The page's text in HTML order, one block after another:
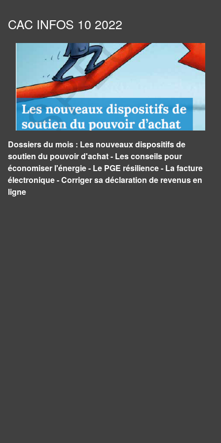
CAC INFOS 10 2022
Dossiers du mois : Les nouveaux dispositifs de
soutien du pouvoir d'achat - Les conseils pour
économiser l'énergie - Le PGE résilience - La facture
électronique - Corriger sa déclaration de revenus en
ligne